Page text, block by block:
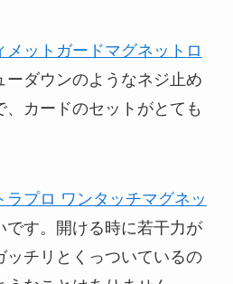
メットガードマグネットロ
ーダウンのようなネジ止め
、カードのセットがとても
ラプロ ワンタッチマグネッ
です。開ける時に若干力が
ッチリとくっついているの